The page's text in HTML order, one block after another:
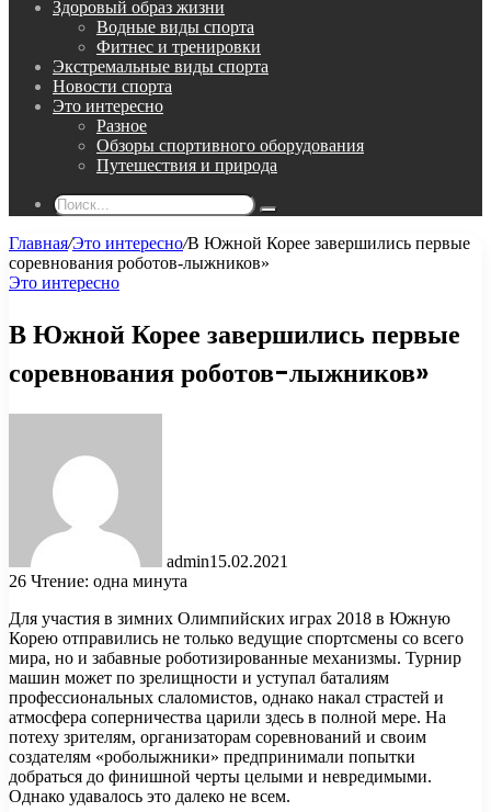
Здоровый образ жизни
Водные виды спорта
Фитнес и тренировки
Экстремальные виды спорта
Новости спорта
Это интересно
Разное
Обзоры спортивного оборудования
Путешествия и природа
Поиск...
Главная/Это интересно/В Южной Корее завершились первые
соревнования роботов-лыжников»
Это интересно
В Южной Корее завершились первые
соревнования роботов-лыжников»
admin15.02.2021
26 Чтение: одна минута
Для участия в зимних Олимпийских играх 2018 в Южную
Корею отправились не только ведущие спортсмены со всего
мира, но и забавные роботизированные механизмы. Турнир
машин может по зрелищности и уступал баталиям
профессиональных слаломистов, однако накал страстей и
атмосфера соперничества царили здесь в полной мере. На
потеху зрителям, организаторам соревнований и своим
создателям «роболыжники» предпринимали попытки
добраться до финишной черты целыми и невредимыми.
Однако удавалось это далеко не всем.